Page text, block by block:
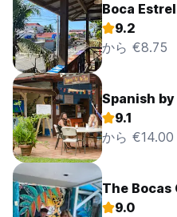
Boca
9.2
から €8.75
Spanish
9.1
から €14.00
The Bocas
9.0